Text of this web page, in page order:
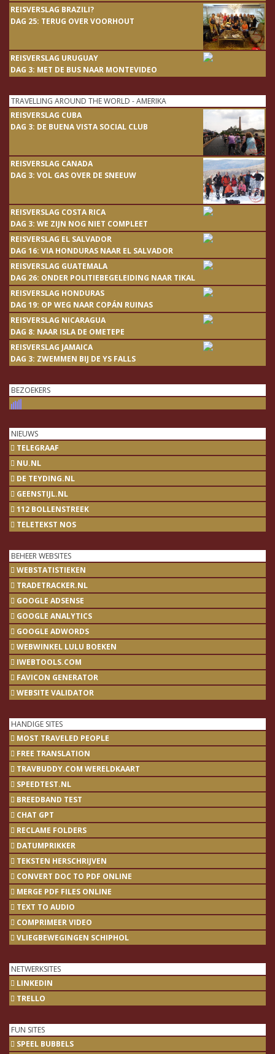
REISVERSLAG BRAZILI?
DAG 25: TERUG OVER VOORHOUT
REISVERSLAG URUGUAY
DAG 3: MET DE BUS NAAR MONTEVIDEO
TRAVELLING AROUND THE WORLD - AMERIKA
REISVERSLAG CUBA
DAG 3: DE BUENA VISTA SOCIAL CLUB
REISVERSLAG CANADA
DAG 3: VOL GAS OVER DE SNEEUW
REISVERSLAG COSTA RICA
DAG 3: WE ZIJN NOG NIET COMPLEET
REISVERSLAG EL SALVADOR
DAG 16: VIA HONDURAS NAAR EL SALVADOR
REISVERSLAG GUATEMALA
DAG 26: ONDER POLITIEBEGELEIDING NAAR TIKAL
REISVERSLAG HONDURAS
DAG 19: OP WEG NAAR COPÁN RUINAS
REISVERSLAG NICARAGUA
DAG 8: NAAR ISLA DE OMETEPE
REISVERSLAG JAMAICA
DAG 3: ZWEMMEN BIJ DE YS FALLS
BEZOEKERS
NIEUWS
TELEGRAAF
NU.NL
DE TEYDING.NL
GEENSTIJL.NL
112 BOLLENSTREEK
TELETEKST NOS
BEHEER WEBSITES
WEBSTATISTIEKEN
TRADETRACKER.NL
GOOGLE ADSENSE
GOOGLE ANALYTICS
GOOGLE ADWORDS
WEBWINKEL LULU BOEKEN
IWEBTOOLS.COM
FAVICON GENERATOR
WEBSITE VALIDATOR
HANDIGE SITES
MOST TRAVELED PEOPLE
FREE TRANSLATION
TRAVBUDDY.COM WERELDKAART
SPEEDTEST.NL
BREEDBAND TEST
CHAT GPT
RECLAME FOLDERS
DATUMPRIKKER
TEKSTEN HERSCHRIJVEN
CONVERT DOC TO PDF ONLINE
MERGE PDF FILES ONLINE
TEXT TO AUDIO
COMPRIMEER VIDEO
VLIEGBEWEGINGEN SCHIPHOL
NETWERKSITES
LINKEDIN
TRELLO
FUN SITES
SPEEL BUBBELS